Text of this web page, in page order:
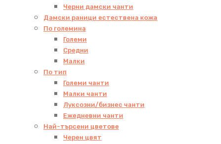
Черни дамски чанти
Дамски раници естествена кожа
По големина
Големи
Средни
Малки
По тип
Големи чанти
Малки чанти
Луксозни/бизнес чанти
Ежедневни чанти
Най-търсени цветове
Черен цвят